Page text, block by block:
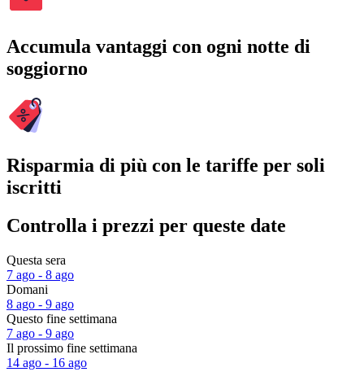
Accumula vantaggi con ogni notte di
soggiorno
Risparmia di più con le tariffe per soli
iscritti
Controlla i prezzi per queste date
Questa sera
7 ago - 8 ago
Domani
8 ago - 9 ago
Questo fine settimana
7 ago - 9 ago
Il prossimo fine settimana
14 ago - 16 ago